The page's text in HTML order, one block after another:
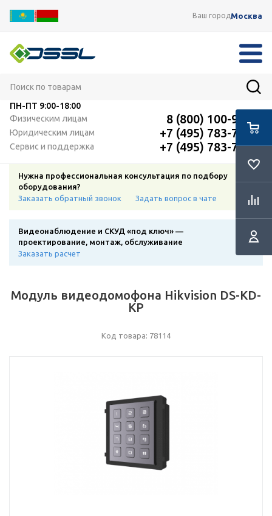
Ваш городМосква
ПН-ПТ 9:00-18:00
Физическим лицам
8 (800) 100-91-12
Юридическим лицам +7 (495) 783-72-87
Сервис и поддержка +7 (495) 783-72-87
Нужна профессиональная консультация по подбору
оборудования?
Заказать обратный звонок
Задать вопрос в чате
Видеонаблюдение и СКУД «под ключ» —
проектирование, монтаж, обслуживание
Заказать расчет
Модуль видеодомофона Hikvision DS-KD-
KP
Код товара: 78114